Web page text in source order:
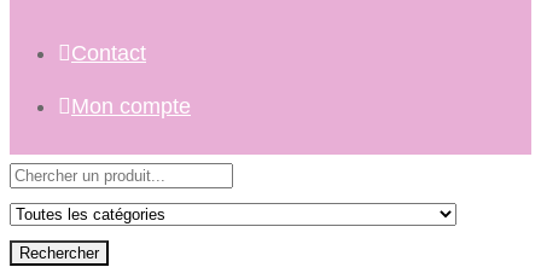
Contact
Mon compte
Rechercher